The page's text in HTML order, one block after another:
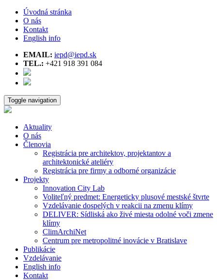
Úvodná stránka
O nás
Kontakt
English info
EMAIL: iepd@iepd.sk
TEL.: +421 918 391 084
Toggle navigation
Aktuality
O nás
Členovia
Registrácia pre architektov, projektantov a
architektonické ateliéry
Registrácia pre firmy a odborné organizácie
Projekty
Innovation City Lab
Voliteľný predmet: Energeticky plusové mestské štvrte
Vzdelávanie dospelých v reakcii na zmenu klímy
DELIVER: Sídliská ako živé miesta odolné voči zmene
klímy
ClimArchiNet
Centrum pre metropolitné inovácie v Bratislave
Publikácie
Vzdelávanie
English info
Kontakt